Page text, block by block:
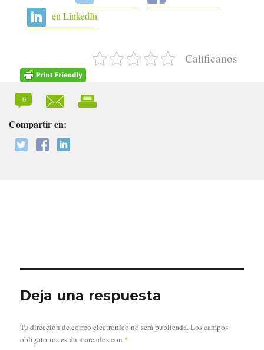
en LinkedIn
Calificanos
0
Compartir en:
Deja una respuesta
Tu dirección de correo electrónico no será publicada.Los campos
obligatorios están marcados con *